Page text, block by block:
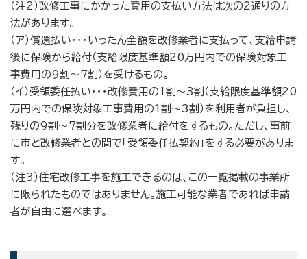
（注2）改修工事にかかった費用の支払い方法は次の2通りの方
法があります。
（ア）償還払い・・・いったん全額を改修業者に支払って、支給申請
後に保険から給付（支給限度基準額20万円内での保険対象工
事費用の9割～7割）を受けるもの。
（イ）受領委任払い・・・改修費用の1割～3割（支給限度基準額20
万円内での保険対象工事費用の1割～3割）を利用者が負担し、
残りの9割～7割分を改修業者に給付をするもの。ただし、事前
に市と改修業者との間で「受領委任払契約」をする必要がありま
す。
（注3）住宅改修工事を施工できるのは、この一覧掲載の事業所
に限られたものではありません。施工可能な業者であれば申請
者が自由に選べます。